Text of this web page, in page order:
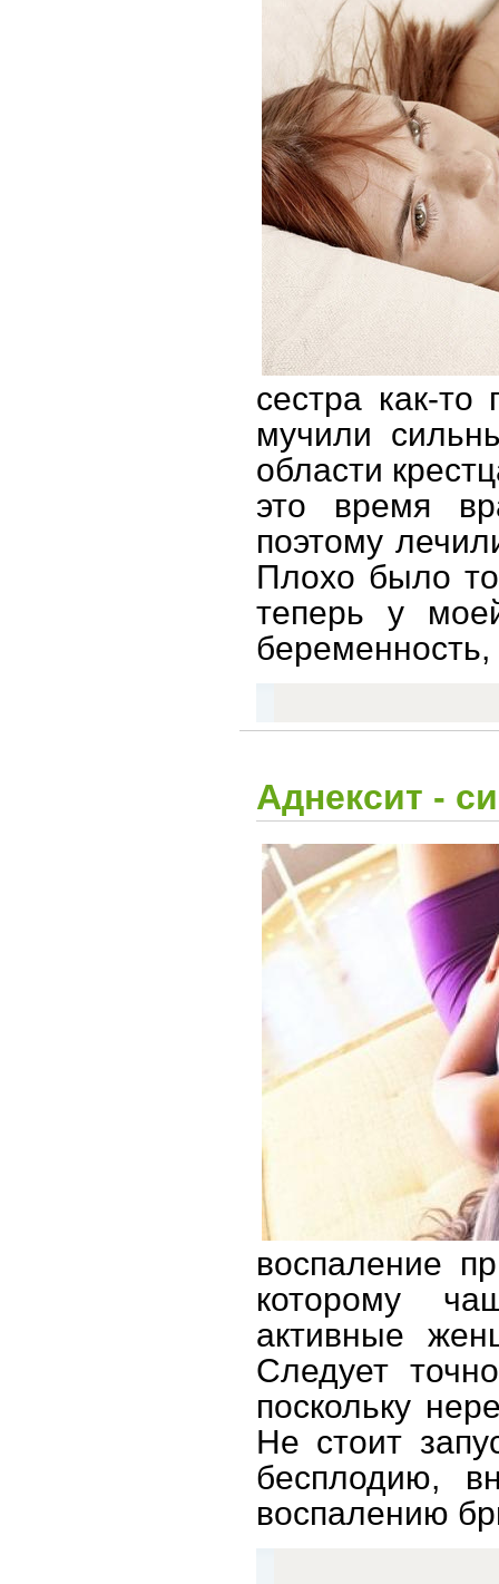
сестра как-
мучили
области
это время
поэтому
Плохо было
теперь у
Аднексит -
воспаление
которому
активные
Следует
поскольку
Не стоит
бесплодию,
воспалению